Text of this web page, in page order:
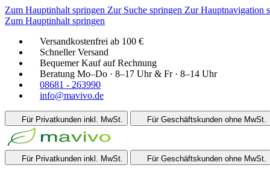
Zum Hauptinhalt springen Zur Suche springen Zur Hauptnavigation
Zum Hauptinhalt springen
Versandkostenfrei ab 100 €
Schneller Versand
Bequemer Kauf auf Rechnung
Beratung Mo–Do · 8–17 Uhr & Fr · 8–14 Uhr
08681 - 263990
info@mavivo.de
Für Privatkunden inkl. MwSt. Für Geschäftskunden ohne MwSt.
Für Privatkunden inkl. MwSt. Für Geschäftskunden ohne MwSt.